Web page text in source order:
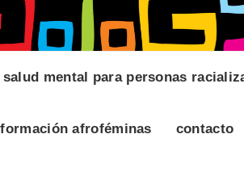
mental para personas
formación afroféminas contacto